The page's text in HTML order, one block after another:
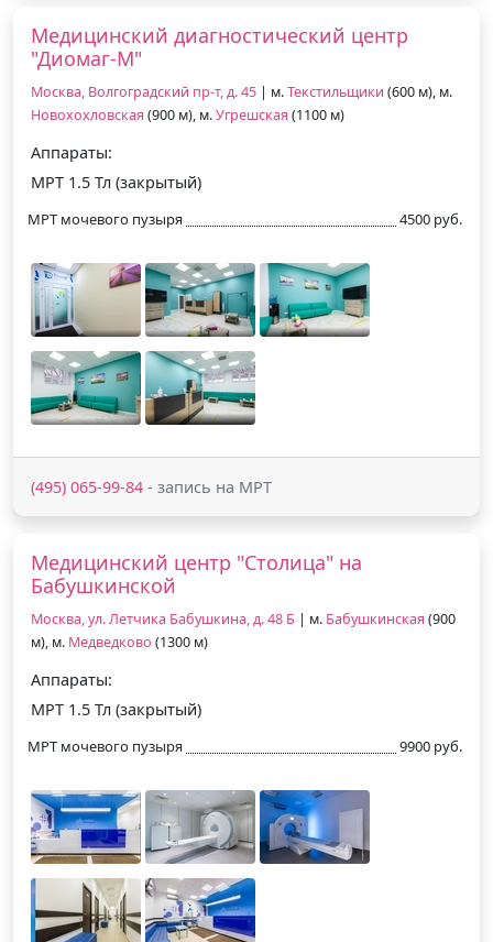
Медицинский диагностический центр
"Диомаг-М"
Москва, Волгоградский пр-т, д. 45 | м.Текстильщики (600 м), м.
Новохохловская (900 м), м.Угрешская (1100 м)
Аппараты:
МРТ 1.5 Тл (закрытый)
МРТ мочевого пузыря 4500 руб.
(495) 065-99-84 - запись на МРТ
Медицинский центр "Столица" на
Бабушкинской
Москва, ул. Летчика Бабушкина, д. 48 Б | м. Бабушкинская (900
м), м. Медведково (1300 м)
Аппараты:
МРТ 1.5 Тл (закрытый)
МРТ мочевого пузыря 9900 руб.